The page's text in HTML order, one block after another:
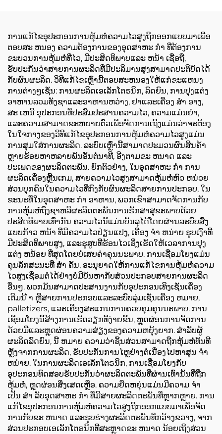
ການແກ້ໄຂອຸປະກອນການຫຸ້ມຫໍ່ຄວາມໄວສູງຖືກອອກແບບມາເພື່ອ
ຕອບສະ ຫນອງ ຄວາມຕ້ອງການຂອງອຸດສາຫະ ກໍາ ທີ່ຕ້ອງການ
ຂະບວນການຫຸ້ມຫໍ່ທີ່ໄວ, ມີປະສິດທິພາບແລະ ຫນ້າ ເຊື່ອຖື,
ຮັບປະກັນວ່າສາຍການຜະລິດທີ່ມີປະລິມານສູງສາມາດປະຕິບັດໄດ້
ກັບຜົນຜະລິດ. ວິທີແກ້ໄຂເຫຼົ່ານີ້ຕອບສະຫນອງໃຫ້ແກ່ຂະແຫນງ
ການຕ່າງໆເຊັ່ນ: ການຜະລິດເອເລັກໂຕຣນິກ, ລົດຍົນ, ການປຸງແຕ່ງ
ອາຫານລວມທັງຊາແລະອາຫານຫວ່າງ, ຢາແລະເຄື່ອງ ສໍາ ອາງ,
ສະ ເຫນີ ອຸປະກອນທີ່ປະສົມປະສານຄວາມໄວ, ຄວາມແມ່ນຍໍາ,
ແລະຄວາມສາມາດຂະຫຍາຍຕົວເພື່ອຈັດການເຖິງແມ່ນວ່າຈະຕ້ອງ
ໃນໃຈກາງຂອງວິທີແກ້ໄຂອຸປະກອນການຫຸ້ມຫໍ່ຄວາມໄວສູງແມ່ນ
ການສຸມໃສ່ການຜະລິດ. ລະບົບເຫຼົ່ານີ້ສາມາດປະມວນຜົນສິນຄ້າ
ຫຼາຍຮ້ອຍຫາຫລາຍພັນອັນຕໍ່ນາທີ, ອີງຕາມຂະ ຫນາດ ແລະ
ປະເພດຂອງຜະລິດຕະພັນ. ຍົກຕົວຢ່າງ, ໃນອຸດສາຫະ ກໍາ ການ
ຜະລິດເຄື່ອງຫຼີ້ນເກມ, ສາຍຄວາມໄວສູງສາມາດຫຸ້ມຫໍ່ຫົວ ຫນ່ວຍ
ສ່ວນບຸກຄົນໃນຄວາມໄວທີ່ກົງກັບຜົນຜະລິດສາຍການປະກອບ, ໃນ
ຂະນະທີ່ໃນອຸດສາຫະ ກໍາ ອາຫານ, ພວກເຂົາສາມາດຈັດການກັບ
ການຫຸ້ມຫໍ່ຖົງຊາຫລືຜະລິດຕະພັນການຮັກສາສຸຂະພາບດ້ວຍ
ປະສິດທິພາບເທົ່າກັນ ຄວາມໄວນີ້ແມ່ນບັນລຸໄດ້ໂດຍຜ່ານລະບົບສົ່ງ
ແບບກ້າວ ຫນ້າ ທີ່ມີຄວາມໄວປ່ຽນແປງ, ເຄື່ອງ ຈໍາ ຫນ່າຍ ຮູບເງົາທີ່
ມີປະສິດທິພາບສູງ, ແລະຮູສູບທີ່ຮ້ອນໄວເຊິ່ງເຮັດໃຫ້ເວລາການປຸງ
ແຕ່ງ ຫນ້ອຍ ທີ່ສຸດໂດຍບໍ່ເສຍຄ່າຄຸນນະພາບ. ການເຊື່ອມໂຍງແມ່ນ
ຄຸນລັກສະນະທີ່ ສໍາ ຄັນ, ອະນຸຍາດໃຫ້ການແກ້ໄຂການຫຸ້ມຫໍ່ຄວາມ
ໄວສູງເຊື່ອມຕໍ່ໄດ້ຢ່າງບໍ່ມີບັນຫາກັບສ່ວນປະກອບສາຍການຜະລິດ
ອື່ນໆ. ພວກມັນສາມາດປະສານງານກັບອຸປະກອນເທິງເຊັ່ນເຄື່ອງ
ເຕີມນ້ ໍາ ຫຼືສາຍການປະກອບແລະລະບົບລຸ່ມເຊັ່ນເຄື່ອງ ຫມາຍ,
palletizers, ແລະເຄື່ອງສະແກນການຄວບຄຸມຄຸນນະພາບ. ການ
ເຊື່ອມໂຍງນີ້ສ້າງການເຮັດວຽກທີ່ງ່າຍຂື້ນ, ຫຼຸດຜ່ອນການຈັດການ
ດ້ວຍມືແລະຫຼຸດຜ່ອນຄວາມສ່ຽງຂອງຄວາມຫຍຸ້ງຍາກ. ສໍາລັບຜູ້
ຜະລິດລົດຍົນ, ນີ້ ຫມາຍ ຄວາມວ່າຊິ້ນສ່ວນສາມາດຖືກຫຸ້ມຫໍ່ທັນທີ
ຫຼັງຈາກການຜະລິດ, ຮັບປະກັນການໄຫຼຢ່າງຕໍ່ເນື່ອງໄປຫາສູນ ຈໍາ
ຫນ່າຍ. ໃນການຜະລິດເອເລັກໂຕຣນິກ, ການເຊື່ອມໂຍງກັບ
ອຸປະກອນທົດສອບຮັບປະກັນວ່າຜະລິດຕະພັນທີ່ຜ່ານເທົ່ານັ້ນທີ່ຖືກ
ຫຸ້ມຫໍ່, ຫຼຸດຜ່ອນສິ່ງເສດເຫຼືອ. ຄວາມຍືດຫຍຸ່ນແມ່ນມີຄວາມ ຈໍາ
ເປັນ ສໍາ ລັບອຸດສາຫະ ກໍາ ທີ່ມີສາຍຜະລິດຕະພັນທີ່ຫຼາກຫຼາຍ. ການ
ແກ້ໄຂອຸປະກອນການຫຸ້ມຫໍ່ຄວາມໄວສູງຖືກອອກແບບມາເພື່ອຈັດ
ການກັບຂະ ຫນາດ ແລະຮູບຮ່າງຜະລິດຕະພັນທີ່ກວ້າງຂວາງ, ຈາກ
ສ່ວນປະກອບເອເລັກໂຕຣນິກທີ່ສະຫຼາດຂະ ຫນາດ ນ້ອຍເຖິງສ່ວນ